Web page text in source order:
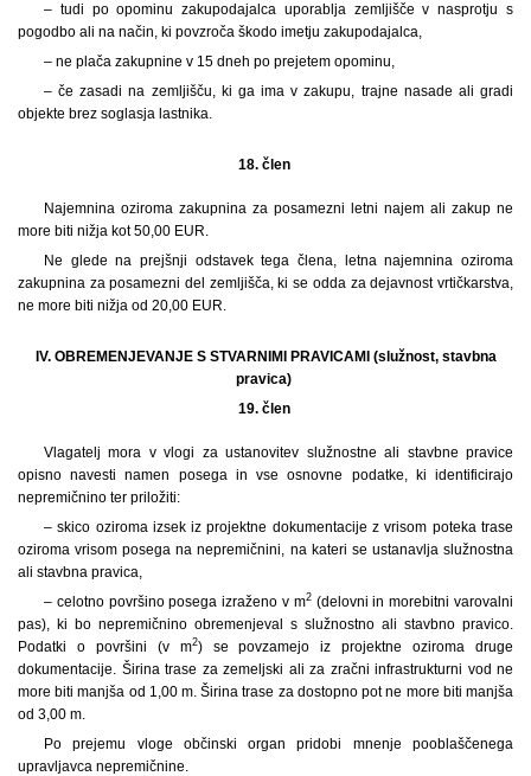
– tudi po opominu zakupodajalca uporablja zemljišče v nasprotju s
pogodbo ali na način, ki povzroča škodo imetju zakupodajalca,
– ne plača zakupnine v 15 dneh po prejetem opominu,
– če zasadi na zemljišču, ki ga ima v zakupu, trajne nasade ali gradi
objekte brez soglasja lastnika.
18. člen
Najemnina oziroma zakupnina za posamezni letni najem ali zakup ne
more biti nižja kot 50,00 EUR.
Ne glede na prejšnji odstavek tega člena, letna najemnina oziroma
zakupnina za posamezni del zemljišča, ki se odda za dejavnost vrtičkarstva,
ne more biti nižja od 20,00 EUR.
IV. OBREMENJEVANJE S STVARNIMI PRAVICAMI (služnost, stavbna
pravica)
19. člen
Vlagatelj mora v vlogi za ustanovitev služnostne ali stavbne pravice
opisno navesti namen posega in vse osnovne podatke, ki identificirajo
nepremičnino ter priložiti:
– skico oziroma izsek iz projektne dokumentacije z vrisom poteka trase
oziroma vrisom posega na nepremičnini, na kateri se ustanavlja služnostna
ali stavbna pravica,
– celotno površino posega izraženo v m2(delovni in morebitni varovalni
pas), ki bo nepremičnino obremenjeval s služnostno ali stavbno pravico.
Podatki o površini (v m2) se povzamejo iz projektne oziroma druge
dokumentacije. Širina trase za zemeljski ali za zračni infrastrukturni vod ne
more biti manjša od 1,00 m. Širina trase za dostopno pot ne more biti manjša
od 3,00 m.
Po prejemu vloge občinski organ pridobi mnenje pooblaščenega
upravljavca nepremičnine.